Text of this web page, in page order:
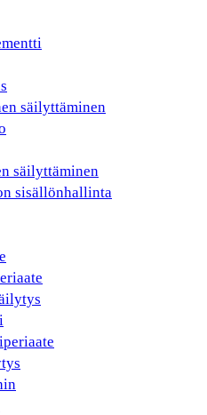
säilyttäminen
säilyttäminen
sisällönhallinta